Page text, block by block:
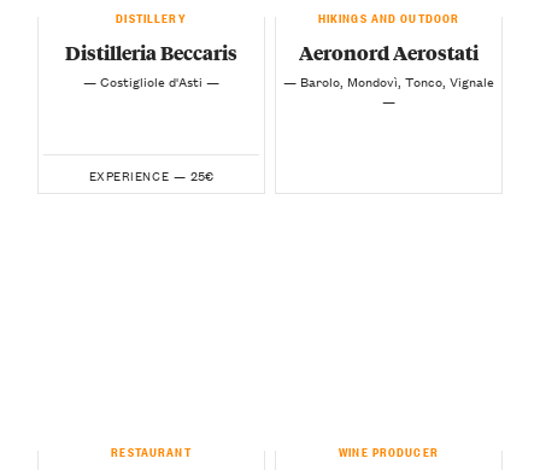
DISTILLERY
Distilleria Beccaris
— Costigliole d'Asti —
EXPERIENCE — 25€
HIKINGS AND OUTDOOR
Aeronord Aerostati
— Barolo, Mondovì, Tonco, Vignale
—
RESTAURANT WINE PRODUCER